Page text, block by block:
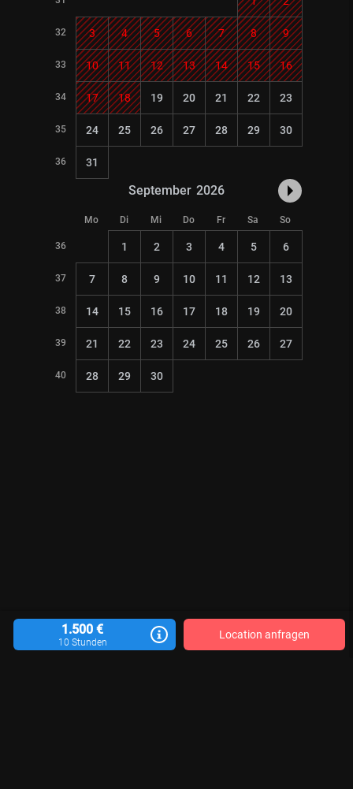
32 3 4 5 6 7 8 9
33 10 11 12 13 14 15 16
34 17 18 19 20 21 22 23
35 24 25 26 27 28 29 30
36 31
September 2026
Mo Di Mi Do Fr Sa So
36 1 2 3 4 5 6
37 7 8 9 10 11 12 13
38 14 15 16 17 18 19 20
39 21 22 23 24 25 26 27
40 28 29 30
1.500 €
10 Stunden
Location anfragen